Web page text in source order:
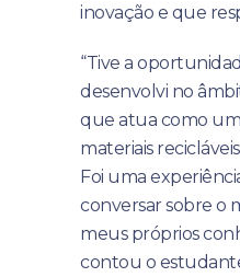
inovação e que
“Tive a
desenvolvi no
que atua como
materiais
Foi uma
conversar sobre o
meus próprios
contou o